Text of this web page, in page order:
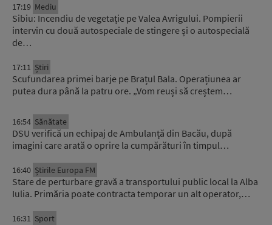
17:19 Mediu
Sibiu: Incendiu de vegetație pe Valea Avrigului. Pompierii
intervin cu două autospeciale de stingere și o autospecială
de…
17:11 Știri
Scufundarea primei barje pe Brațul Bala. Operațiunea ar
putea dura până la patru ore. „Vom reuși să creștem…
16:54 Sănătate
DSU verifică un echipaj de Ambulanță din Bacău, după
imagini care arată o oprire la cumpărături în timpul…
16:40 Știrile Europa FM
Stare de perturbare gravă a transportului public local la Alba
Iulia. Primăria poate contracta temporar un alt operator,…
16:31 Sport